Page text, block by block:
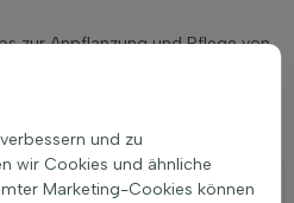
zur Anpflanzung und Pflege von
8/10 geben. Wenn Sie diese
Freude an Küsten-
und zu
wir Cookies und ähnliche
Marketing-Cookies können